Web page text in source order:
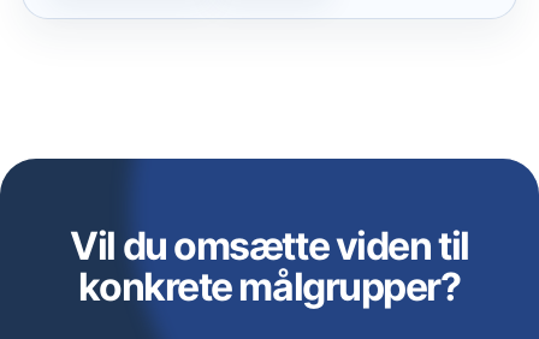
Vil du omsætte viden til
konkrete målgrupper?